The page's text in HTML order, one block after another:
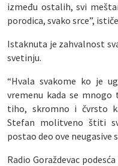
između ostalih, svi
porodica, svako srce”,
Istaknuta je zahvalnost
svetinju.
“Hvala svakome ko je
vremenu kada se mnogo
tiho, skromno i čvrsto
Stefan molitveno štiti
postao deo ove neugasive
Radio Goraždevac